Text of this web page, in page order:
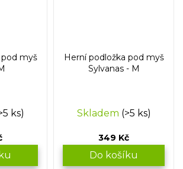
myš
ks)
Herní podložka pod myš
Sylvanas - M
Skladem (>5 ks)
349 Kč
Do košíku